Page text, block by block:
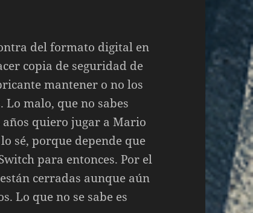
del formato digital en
copia de seguridad de
mantener o no los
Lo malo, que no sabes
quiero jugar a Mario
sé, porque depende que
para entonces. Por el
cerradas aunque aún
Lo que no se sabe es